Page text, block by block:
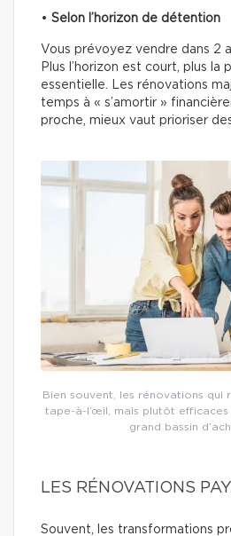
• Selon l’horizon de détention
Vous prévoyez vendre dans 2
Plus l’horizon est court, plus la
essentielle. Les rénovations
temps à « s’amortir »
proche, mieux vaut prioriser
Bien souvent, les rénovations qui
tape-à-l’œil, mais plutôt
grand bassin
LES RÉNOVATIONS
Souvent, les transformations